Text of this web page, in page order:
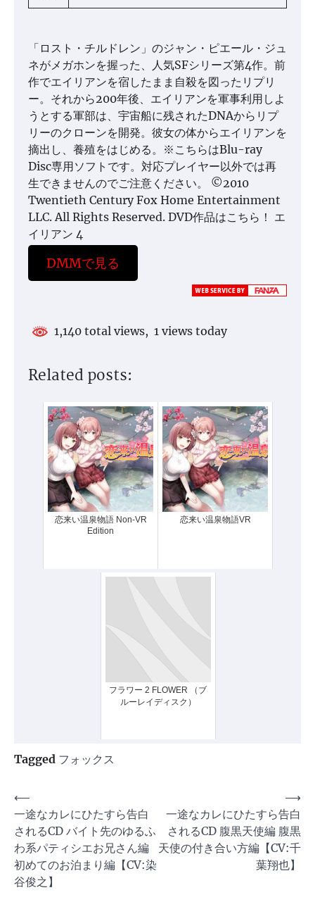
「ロスト・チルドレン」のジャン・ピエール・ジュ
ネがメガホンを握った、人気SFシリーズ第4作。前
作でエイリアンを宿したまま自殺を図ったリプリ
ー。それから200年後、エイリアンを軍事利用しよ
うとする軍部は、宇宙船に残されたDNAからリプ
リーのクローンを開発。彼女の体からエイリアンを
摘出し、養殖をはじめる。※こちらはBlu-ray
Disc専用ソフトです。対応プレイヤー以外では再
生できませんのでご注意ください。 ©2010
Twentieth Century Fox Home Entertainment
LLC. All Rights Reserved. DVD作品はこちら！ エ
イリアン 4
DMMで見る
1,140 total views, 1 views today
Related posts:
恋来い温泉物語 Non-VR
Edition
恋来い温泉物語VR
フラワー 2 FLOWER （ブ
ルーレイディスク）
Tagged フォックス
投
稿
ナ
ビ
ゲ
⟵
一途なカレにひたすら告白
されるCD バイト先のゆるふ
わ系パティシエお兄さん編
初めてのお泊まり編【CV:染
谷俊之】
一途なカレにひたすら告白
されるCD 腹黒天使編 腹黒
天使の付き合い方編【CV:千
葉翔也】
⟶